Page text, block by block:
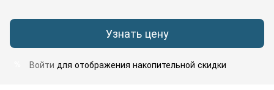
Узнать цену
Войти для отображения накопительной скидки